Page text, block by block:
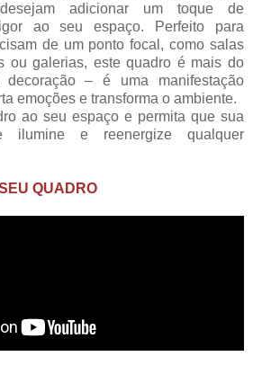
adicionar um toque de
ao seu espaço. Perfeito para
de um ponto focal, como salas
ou galerias, este quadro é mais do
– é uma manifestação
emoções e transforma o ambiente.
ao seu espaço e permita que sua
ilumine e reenergize qualquer
QUADRO